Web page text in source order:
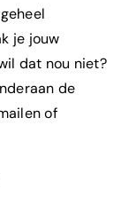
je jouw
dat nou niet?
de
of